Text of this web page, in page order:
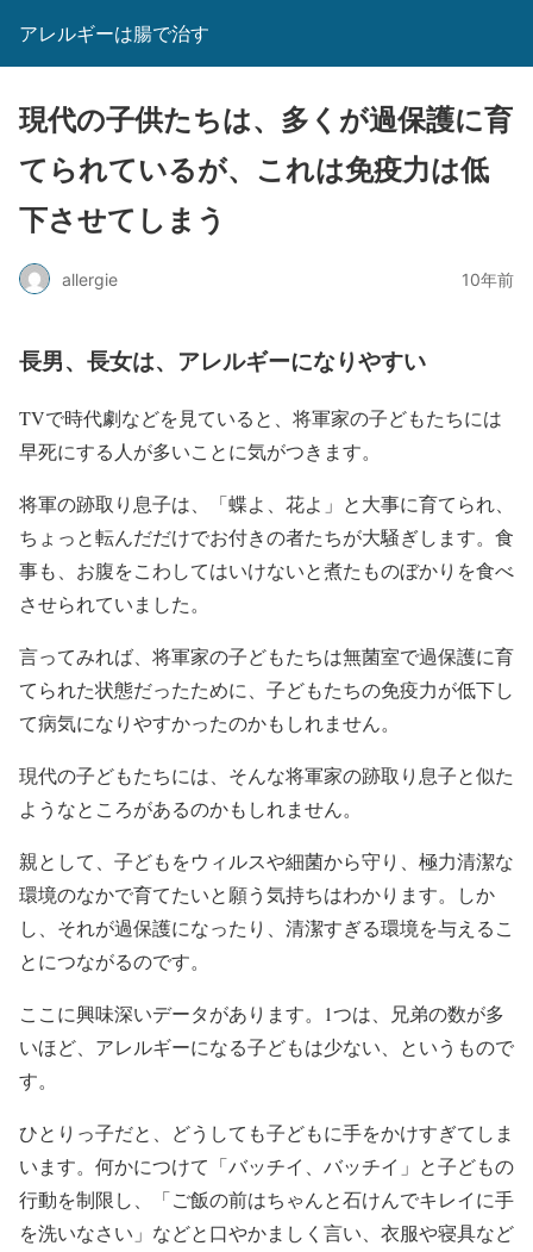
アレルギーは腸で治す
現代の子供たちは、多くが過保護に育
てられているが、これは免疫力は低
下させてしまう
allergie 10年前
長男、長女は、アレルギーになりやすい
TVで時代劇などを見ていると、将軍家の子どもたちには
早死にする人が多いことに気がつきます。
将軍の跡取り息子は、「蝶よ、花よ」と大事に育てられ、
ちょっと転んだだけでお付きの者たちが大騒ぎします。食
事も、お腹をこわしてはいけないと煮たものぼかりを食べ
させられていました。
言ってみれば、将軍家の子どもたちは無菌室で過保護に育
てられた状態だったために、子どもたちの免疫力が低下し
て病気になりやすかったのかもしれません。
現代の子どもたちには、そんな将軍家の跡取り息子と似た
ようなところがあるのかもしれません。
親として、子どもをウィルスや細菌から守り、極力清潔な
環境のなかで育てたいと願う気持ちはわかります。しか
し、それが過保護になったり、清潔すぎる環境を与えるこ
とにつながるのです。
ここに興味深いデータがあります。1つは、兄弟の数が多
いほど、アレルギーになる子どもは少ない、というもので
す。
ひとりっ子だと、どうしても子どもに手をかけすぎてしま
います。何かにつけて「バッチイ、バッチイ」と子どもの
行動を制限し、「ご飯の前はちゃんと石けんでキレイに手
を洗いなさい」などと口やかましく言い、衣服や寝具など